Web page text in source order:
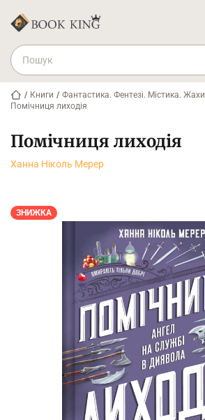
/ Книги / Фантастика. Фентезі. Містика. Жахи
Помічниця лиходія
Помічниця лиходія
Ханна Ніколь Мерер
ЗНИЖКА